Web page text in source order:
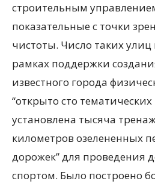
строительным
показательные с точки
чистоты. Число таких
рамках поддержки
известного города
“открыто сто
установлена тысяча
километров озелененных
дорожек” для проведения
спортом. Было построено